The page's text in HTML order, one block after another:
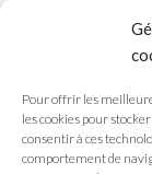
Pour offrir les
les cookies pour
consentir à ces
comportement de